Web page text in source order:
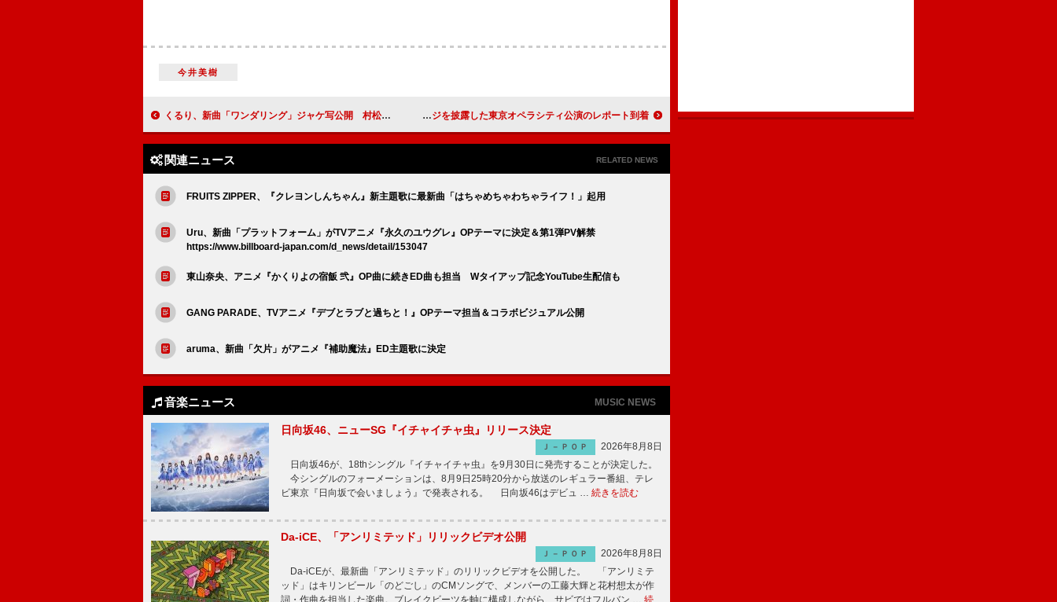
今井美樹
くるり、新曲「ワンダリング」ジャケ写公開 村松沙友理×白洲迅のW主演ドラマ主題歌に決定 ピアニスト五条院凌、全曲クラシックの芸術ステージを披露した東京オペラシティ公演のレポート到着
関連ニュース RELATED NEWS
FRUITS ZIPPER、『クレヨンしんちゃん』新主題歌に最新曲「はちゃめちゃわちゃライフ！」起用
Uru、新曲「プラットフォーム」がTVアニメ『永久のユウグレ』OPテーマに決定＆第1弾PV解禁
https://www.billboard-japan.com/d_news/detail/153047
東山奈央、アニメ『かくりよの宿飯 弐』OP曲に続きED曲も担当 Wタイアップ記念YouTube生配信も
GANG PARADE、TVアニメ『デブとラブと過ちと！』OPテーマ担当＆コラボビジュアル公開
aruma、新曲「欠片」がアニメ『補助魔法』ED主題歌に決定
音楽ニュース MUSIC NEWS
日向坂46、ニューSG『イチャイチャ虫』リリース決定
Ｊ－ＰＯＰ
2026年8月8日
日向坂46が、18thシングル『イチャイチャ虫』を9月30日に発売することが決定した。
今シングルのフォーメーションは、8月9日25時20分から放送のレギュラー番組、テレ
ビ東京『日向坂で会いましょう』で発表される。 日向坂46はデビュ … 続きを読む
Da-iCE、「アンリミテッド」リリックビデオ公開
Ｊ－ＰＯＰ
2026年8月8日
Da-iCEが、最新曲「アンリミテッド」のリリックビデオを公開した。 「アンリミテ
ッド」はキリンビール「のどごし」のCMソングで、メンバーの工藤大輝と花村想太が作
詞・作曲を担当した楽曲。ブレイクビーツを軸に構成しながら、サビではフルバン … 続